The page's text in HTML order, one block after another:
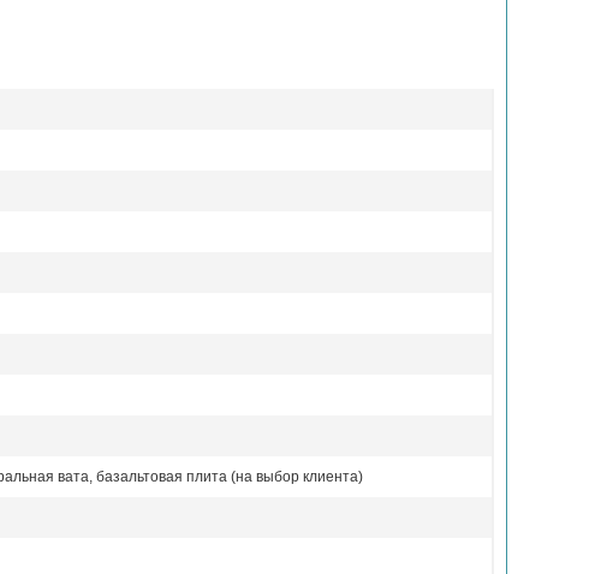
вата, базальтовая плита (на выбор клиента)